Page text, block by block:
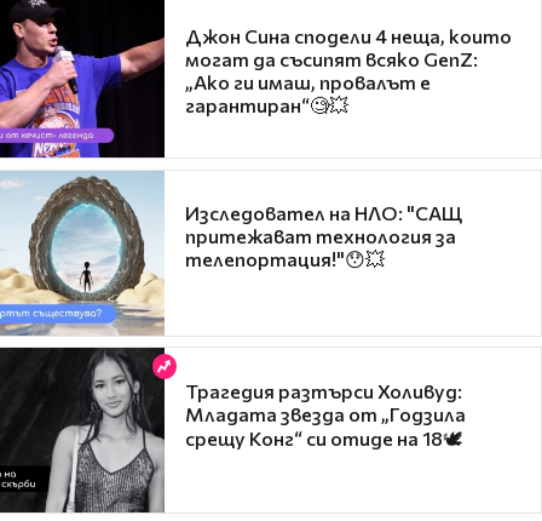
Джон Сина сподели 4 неща, които
могат да съсипят всяко GenZ:
„Ако ги имаш, провалът е
гарантиран“🧐💥
Изследовател на НЛО: "САЩ
притежават технология за
телепортация!"😯💥
Трагедия разтърси Холивуд:
Младата звезда от „Годзила
срещу Конг“ си отиде на 18🕊️